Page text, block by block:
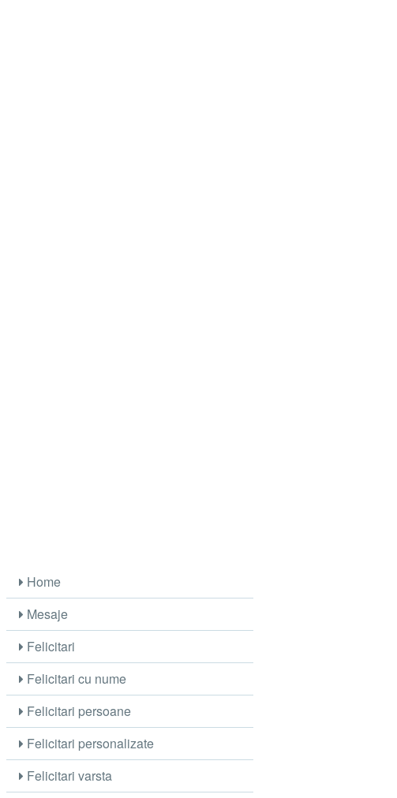
Home
Mesaje
Felicitari
Felicitari cu nume
Felicitari persoane
Felicitari personalizate
Felicitari varsta